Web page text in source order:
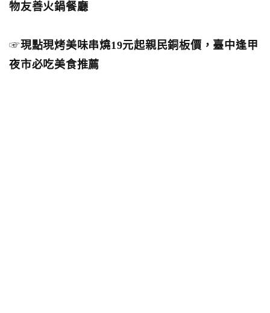
物友善火鍋餐廳
☞現點現烤美味串燒19元起親民銅板價，臺中逢甲
夜市必吃美食推薦